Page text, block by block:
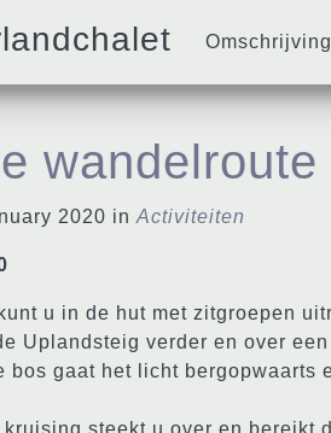
Omschrijving
2020 in Activiteiten
u in de hut met zitgroepen
Uplandsteig verder en over
bos gaat het licht
steekt u over en bereikt